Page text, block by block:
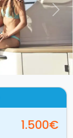
Next
1.500€